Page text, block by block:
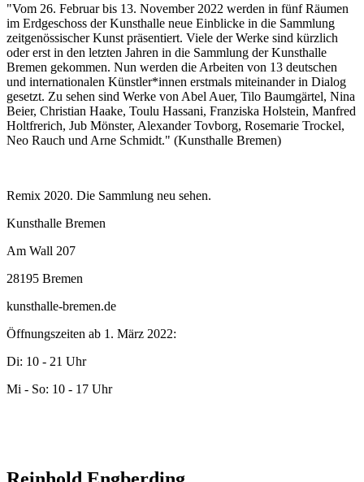
"Vom 26. Februar bis 13. November 2022 werden in fünf Räumen
im Erdgeschoss der Kunsthalle neue Einblicke in die Sammlung
zeitgenössischer Kunst präsentiert. Viele der Werke sind kürzlich
oder erst in den letzten Jahren in die Sammlung der Kunsthalle
Bremen gekommen. Nun werden die Arbeiten von 13 deutschen
und internationalen Künstler*innen erstmals miteinander in Dialog
gesetzt. Zu sehen sind Werke von Abel Auer, Tilo Baumgärtel, Nina
Beier, Christian Haake, Toulu Hassani, Franziska Holstein, Manfred
Holtfrerich, Jub Mönster, Alexander Tovborg, Rosemarie Trockel,
Neo Rauch und Arne Schmidt." (Kunsthalle Bremen)
Remix 2020. Die Sammlung neu sehen.
Kunsthalle Bremen
Am Wall 207
28195 Bremen
kunsthalle-bremen.de
Öffnungszeiten ab 1. März 2022:
Di: 10 - 21 Uhr
Mi - So: 10 - 17 Uhr